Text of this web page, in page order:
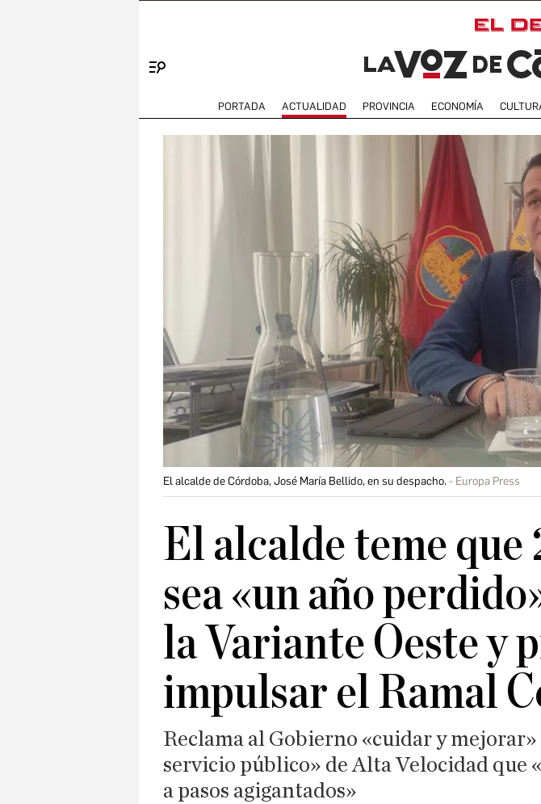
PORTADA ACTUALIDAD PROVINCIA ECONOMÍA
El alcalde de Córdoba, José María Bellido, en su despacho. Europa Press
El alcalde teme que
sea «un año
la Variante Oeste y
impulsar el Ramal
Reclama al Gobierno «cuidar y mejorar»
servicio público» de Alta Velocidad que
a pasos agigantados»